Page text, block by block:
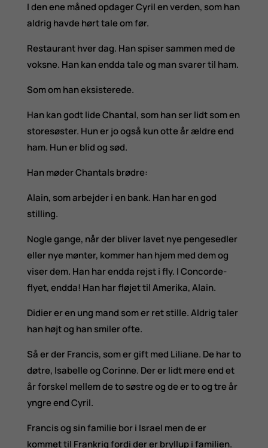
I den ene måned opdager Cyril en verden, som han
aldrig havde hørt tale om før.
Restaurant hver dag. Han spiser sammen med de
voksne. Han kan endda tale og man svarer til ham.
Som om han eksisterede.
Han kan godt lide Chantal, som han ser lidt som en
storesøster. Hun er jo også kun otte år ældre end
ham. Hun er blid og sød.
Han møder Chantals brødre:
Alain, som arbejder i en bank. Han har en god
stilling.
Nogle gange, når der bliver lavet nye pengesedler
eller nye mønter, kommer han hjem med dem og
viser dem. Han har endda rejst i fly. I Concorde-
flyet, endda! Han har fløjet til Amerika, Alain.
Didier er en ung mand som er ret stille. Aldrig taler
han højt og han smiler ofte.
Så er der Francis, som er gift med Liliane. De har to
døtre, Isabelle og Corinne. Der er lidt mere end et
år forskel mellem de to søstre og de er to og tre år
yngre end Cyril.
Francis og sin familie bor i Israel men de er
kommet til Frankrig fordi der er bryllup i familien.